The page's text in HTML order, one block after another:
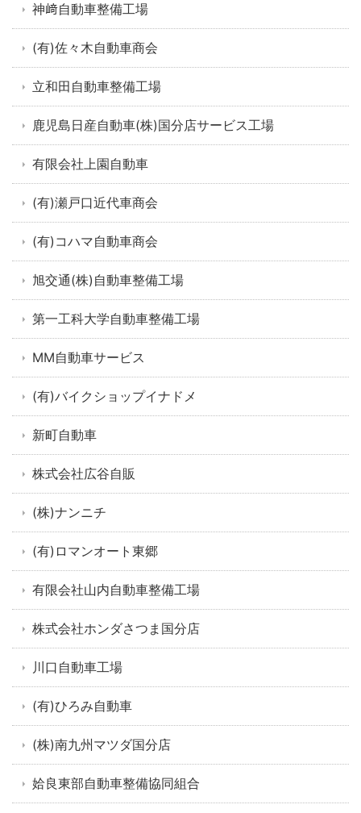
神﨑自動車整備工場
(有)佐々木自動車商会
立和田自動車整備工場
鹿児島日産自動車(株)国分店サービス工場
有限会社上園自動車
(有)瀬戸口近代車商会
(有)コハマ自動車商会
旭交通(株)自動車整備工場
第一工科大学自動車整備工場
MM自動車サービス
(有)バイクショップイナドメ
新町自動車
株式会社広谷自販
(株)ナンニチ
(有)ロマンオート東郷
有限会社山内自動車整備工場
株式会社ホンダさつま国分店
川口自動車工場
(有)ひろみ自動車
(株)南九州マツダ国分店
姶良東部自動車整備協同組合